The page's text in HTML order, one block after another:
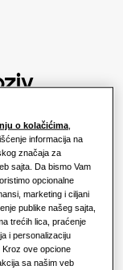
o
o kolačićima
informacija na
značaja za
sajta. Da bismo Vam
opcionalne
marketing i ciljani
publike našeg sajta,
trećih lica, praćenje
i personalizaciju
ove opcione
sa našim veb